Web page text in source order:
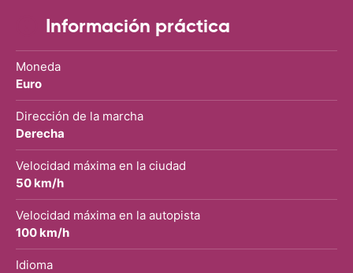
Información práctica
Moneda
Euro
Dirección de la marcha
Derecha
Velocidad máxima en la ciudad
50 km/h
Velocidad máxima en la autopista
100 km/h
Idioma